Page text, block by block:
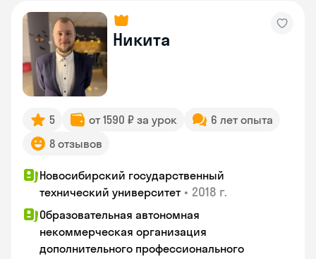
Никита
5 от 1590 ₽ за урок
6 лет опыта
8 отзывов
Новосибирский государственный
технический университет • 2018 г.
Образовательная автономная
некоммерческая организация
дополнительного профессионального